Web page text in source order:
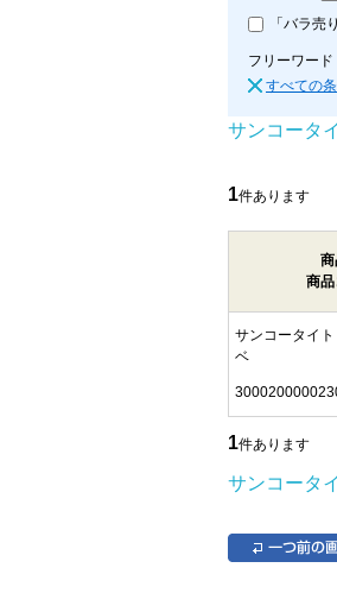
「バラ売
フリーワード
すべての
サンコータ
1件あります
商
商品
サンコータイ
ベ
1件あります
サンコータ